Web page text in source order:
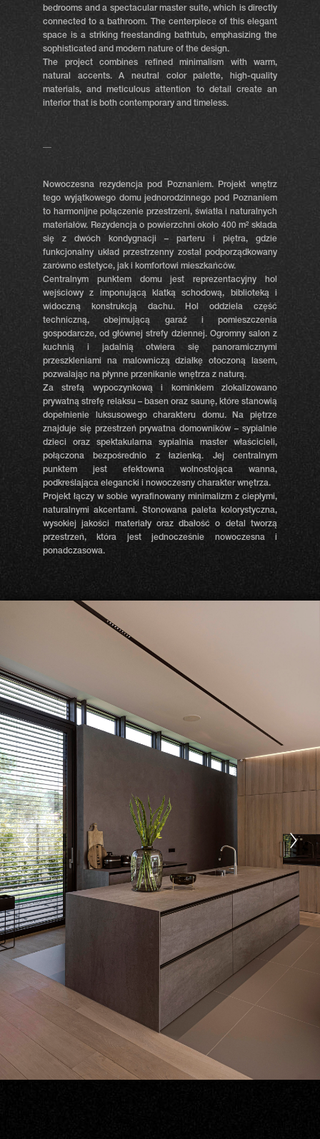
bedrooms and a spectacular master suite, which is directly
connected to a bathroom. The centerpiece of this elegant
space is a striking freestanding bathtub, emphasizing the
sophisticated and modern nature of the design.
The project combines refined minimalism with warm,
natural accents. A neutral color palette, high-quality
materials, and meticulous attention to detail create an
interior that is both contemporary and timeless.
Nowoczesna rezydencja pod Poznaniem. Projekt wnętrz
tego wyjątkowego domu jednorodzinnego pod Poznaniem
to harmonijne połączenie przestrzeni, światła i naturalnych
materiałów. Rezydencja o powierzchni około 400 m² składa
się z dwóch kondygnacji – parteru i piętra, gdzie
funkcjonalny układ przestrzenny został podporządkowany
zarówno estetyce, jak i komfortowi mieszkańców.
Centralnym punktem domu jest reprezentacyjny hol
wejściowy z imponującą klatką schodową, biblioteką i
widoczną konstrukcją dachu. Hol oddziela część
techniczną, obejmującą garaż i pomieszczenia
gospodarcze, od głównej strefy dziennej. Ogromny salon z
kuchnią i jadalnią otwiera się panoramicznymi
przeszkleniami na malowniczą działkę otoczoną lasem,
pozwalając na płynne przenikanie wnętrza z naturą.
Za strefą wypoczynkową i kominkiem zlokalizowano
prywatną strefę relaksu – basen oraz saunę, które stanowią
dopełnienie luksusowego charakteru domu. Na piętrze
znajduje się przestrzeń prywatna domowników – sypialnie
dzieci oraz spektakularna sypialnia master właścicieli,
połączona bezpośrednio z łazienką. Jej centralnym
punktem jest efektowna wolnostojąca wanna,
podkreślająca elegancki i nowoczesny charakter wnętrza.
Projekt łączy w sobie wyrafinowany minimalizm z ciepłymi,
naturalnymi akcentami. Stonowana paleta kolorystyczna,
wysokiej jakości materiały oraz dbałość o detal tworzą
przestrzeń, która jest jednocześnie nowoczesna i
ponadczasowa.